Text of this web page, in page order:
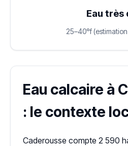
Eau très
25–40°f
Eau calcaire à
: le contexte
Caderousse compte 2 590